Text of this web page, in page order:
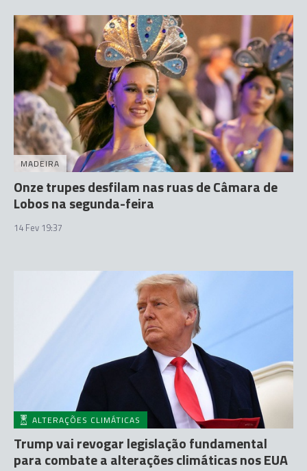
MADEIRA
Onze trupes desfilam nas ruas de Câmara de
Lobos na segunda-feira
14 Fev 19:37
ALTERAÇÕES CLIMÁTICAS
Trump vai revogar legislação fundamental
para combate a alterações climáticas nos EUA